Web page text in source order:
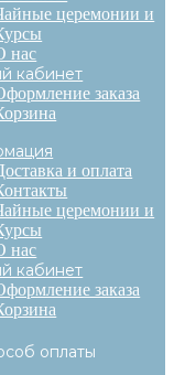
церемонии и
нас
кабинет
заказа
и оплата
церемонии и
нас
кабинет
заказа
оплаты